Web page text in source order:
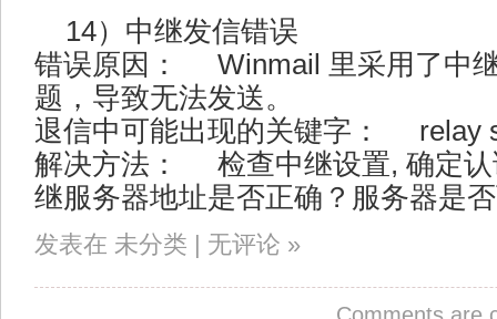
14）中继发信错误
错误原因： Winmail 里采用了中
题，导致无法发送。
退信中可能出现的关键字： relay
解决方法： 检查中继设置, 确定认
继服务器地址是否正确？服务器是
发表在 未分类 | 无评论 »